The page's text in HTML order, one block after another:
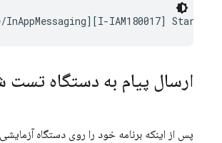
InAppMessaging][I-IAM180017]
ارسال پیام به دستگاه تست
پس از اینکه برنامه خود را روی دستگاه